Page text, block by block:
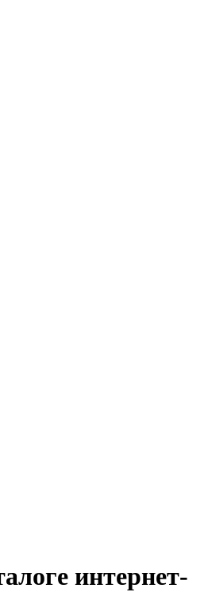
интернет-